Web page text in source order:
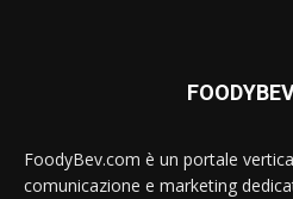
FoodyBev.com è un portale
comunicazione e marketing